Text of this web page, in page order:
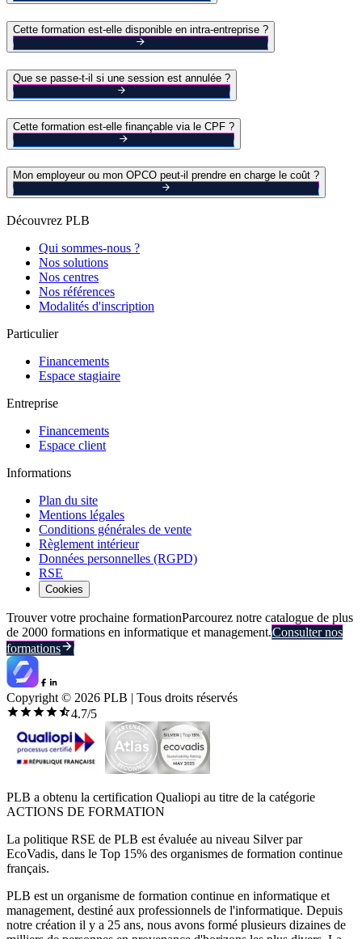
Cette formation est-elle disponible en intra-entreprise ?
Que se passe-t-il si une session est annulée ?
Cette formation est-elle finançable via le CPF ?
Mon employeur ou mon OPCO peut-il prendre en charge le coût ?
Découvrez PLB
Qui sommes-nous ?
Nos solutions
Nos centres
Nos références
Modalités d'inscription
Particulier
Financements
Espace stagiaire
Entreprise
Financements
Espace client
Informations
Plan du site
Mentions légales
Conditions générales de vente
Règlement intérieur
Données personnelles (RGPD)
RSE
Cookies
Trouver votre prochaine formationParcourez notre catalogue de plus
de 2000 formations en informatique et management.Consulter nos
formations
Copyright © 2026 PLB | Tous droits réservés
4.7/5
PLB a obtenu la certification Qualiopi au titre de la catégorie
ACTIONS DE FORMATION
La politique RSE de PLB est évaluée au niveau Silver par
EcoVadis, dans le Top 15% des organismes de formation continue
français.
PLB est un organisme de formation continue en informatique et
management, destiné aux professionnels de l'informatique. Depuis
notre création il y a 25 ans, nous avons formé plusieurs dizaines de